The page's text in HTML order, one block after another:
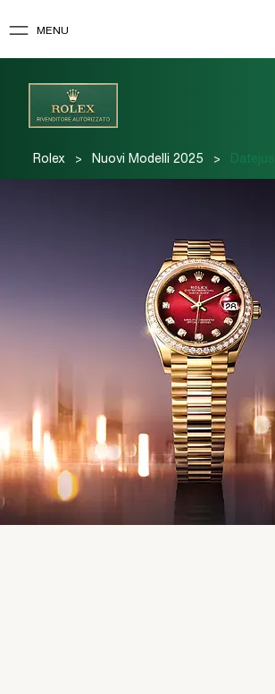
MENU
Rolex > Nuovi Modelli 2025 > Datejust